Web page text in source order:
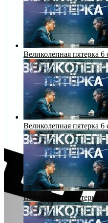
Великолепная пятерка 6
Великолепная пятерка 6
Великолепная пятерка 6